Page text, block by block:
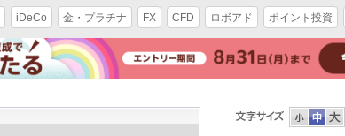
iDeCo 金・プラチナ FX CFD ロボアド ポイント投資